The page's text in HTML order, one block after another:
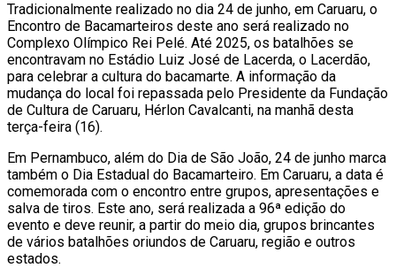
Tradicionalmente realizado no dia 24 de junho, em Caruaru, o
Encontro de Bacamarteiros deste ano será realizado no
Complexo Olímpico Rei Pelé. Até 2025, os batalhões se
encontravam no Estádio Luiz José de Lacerda, o Lacerdão,
para celebrar a cultura do bacamarte. A informação da
mudança do local foi repassada pelo Presidente da Fundação
de Cultura de Caruaru, Hérlon Cavalcanti, na manhã desta
terça-feira (16).
Em Pernambuco, além do Dia de São João, 24 de junho marca
também o Dia Estadual do Bacamarteiro. Em Caruaru, a data é
comemorada com o encontro entre grupos, apresentações e
salva de tiros. Este ano, será realizada a 96ª edição do
evento e deve reunir, a partir do meio dia, grupos brincantes
de vários batalhões oriundos de Caruaru, região e outros
estados.